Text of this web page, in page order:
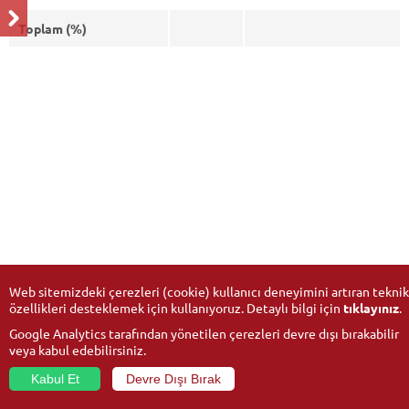
Toplam (%)
Web sitemizdeki çerezleri (cookie) kullanıcı deneyimini artıran teknik
özellikleri desteklemek için kullanıyoruz. Detaylı bilgi için tıklayınız.
Google Analytics tarafından yönetilen çerezleri devre dışı bırakabilir
veya kabul edebilirsiniz.
Kabul Et
Devre Dışı Bırak
© 2026Anadolu Üniversitesi- Tüm hakları saklıdır.